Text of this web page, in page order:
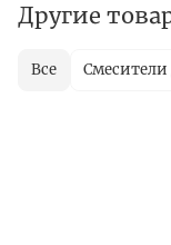
Другие
Все Смесители